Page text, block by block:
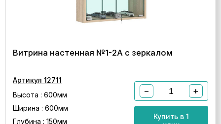
Витрина настенная №1-2А с зеркалом
Артикул 12711
Высота : 600мм
Ширина : 600мм
Глубина : 150мм
− +
Купить в 1